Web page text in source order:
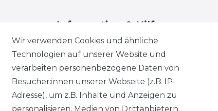
Wir verwenden Cookies und ähnliche
Technologien auf unserer Website und
verarbeiten personenbezogene Daten von
Besucher:innen unserer Webseite (z.B. IP-
Adresse), um z.B. Inhalte und Anzeigen zu
personalisieren, Medien von Drittanbietern
Information & Hilfe
Impressum Daten­schutz­erklärung